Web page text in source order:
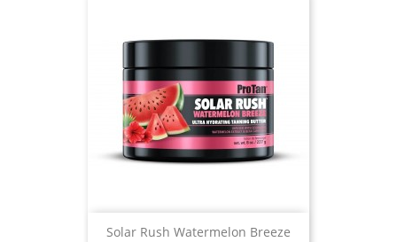
Solar Rush Watermelon Breeze